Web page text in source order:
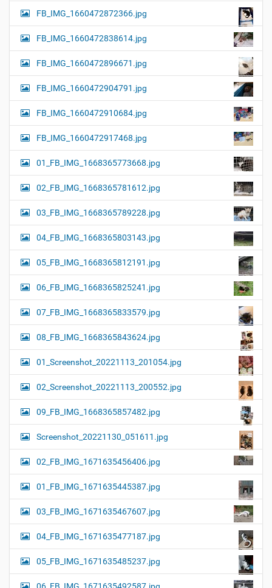
FB_IMG_1660472872366.jpg
FB_IMG_1660472838614.jpg
FB_IMG_1660472896671.jpg
FB_IMG_1660472904791.jpg
FB_IMG_1660472910684.jpg
FB_IMG_1660472917468.jpg
01_FB_IMG_1668365773668.jpg
02_FB_IMG_1668365781612.jpg
03_FB_IMG_1668365789228.jpg
04_FB_IMG_1668365803143.jpg
05_FB_IMG_1668365812191.jpg
06_FB_IMG_1668365825241.jpg
07_FB_IMG_1668365833579.jpg
08_FB_IMG_1668365843624.jpg
01_Screenshot_20221113_201054.jpg
02_Screenshot_20221113_200552.jpg
09_FB_IMG_1668365857482.jpg
Screenshot_20221130_051611.jpg
02_FB_IMG_1671635456406.jpg
01_FB_IMG_1671635445387.jpg
03_FB_IMG_1671635467607.jpg
04_FB_IMG_1671635477187.jpg
05_FB_IMG_1671635485237.jpg